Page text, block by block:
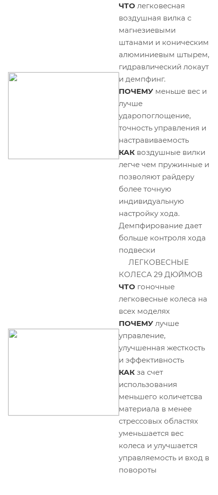
ЧТО легковесная
воздушная вилка с
магнезиевыми
штанами и коническим
алюминиевым штырем,
гидравлический локаут
и демпфинг.
ПОЧЕМУ меньше вес и
лучше
ударопоглощение,
точность управления и
настравиваемость
КАК воздушные вилки
легче чем пружинные и
позволяют райдеру
более точную
индивидуальную
настройку хода.
Демпфирование дает
больше контроля хода
подвески
ЛЕГКОВЕСНЫЕ
КОЛЕСА 29 ДЮЙМОВ
ЧТО гоночные
легковесные колеса на
всех моделях
ПОЧЕМУ лучше
управление,
улучшенная жесткость
и эффективность
КАК за счет
использования
меньшего количетсва
материала в менее
стрессовых областях
уменьшается вес
колеса и улучшается
управляемость и вход в
повороты